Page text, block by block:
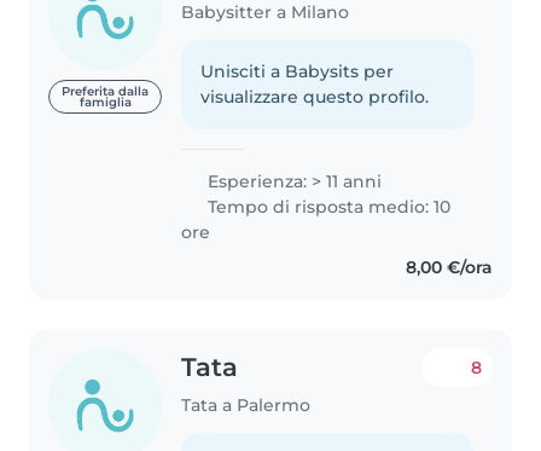
Preferita dalla
famiglia
Babysitter a Milano
Unisciti a Babysits per
visualizzare questo profilo.
Esperienza: > 11 anni
Tempo di risposta medio: 10
ore
8,00 €/ora
Tata
Tata a Palermo
8